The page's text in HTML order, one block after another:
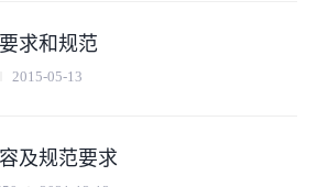
求和规范
2015-05-13
及规范要求